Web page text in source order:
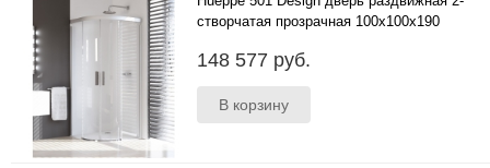
створчатая прозрачная 100x100x190
148 577 руб.